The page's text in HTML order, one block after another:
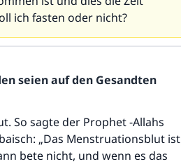
ich fasten oder nicht?
seien auf den Gesandten
So sagte der Prophet -Allahs
„Das Menstruationsblut ist
bete nicht, und wenn es das